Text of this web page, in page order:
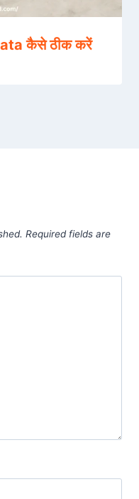
कैसे ठीक करें
Required fields are